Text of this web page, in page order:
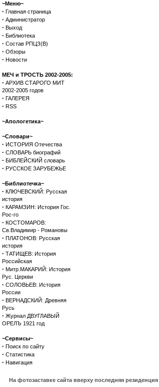
~Меню~
· Главная страница
· Администратор
· Выход
· Библиотека
· Состав РПЦЗ(В)
· Обзоры
· Новости
МЕЧ и ТРОСТЬ 2002-2005:
· АРХИВ СТАРОГО МИТ
2002-2005 годов
· ГАЛЕРЕЯ
· RSS
~Апологетика~
~Словари~
· ИСТОРИЯ Отечества
· СЛОВАРЬ биографий
· БИБЛЕЙСКИЙ словарь
· РУССКОЕ ЗАРУБЕЖЬЕ
~Библиотечка~
· КЛЮЧЕВСКИЙ: Русская
история
· КАРАМЗИН: История Гос.
Рос-го
· КОСТОМАРОВ:
Св.Владимир - Романовы
· ПЛАТОНОВ: Русская
история
· ТАТИЩЕВ: История
Российская
· Митр.МАКАРИЙ: История
Рус. Церкви
· СОЛОВЬЕВ: История
России
· ВЕРНАДСКИЙ: Древняя
Русь
· Журнал ДВУГЛАВЫЙ
ОРЕЛЪ 1921 год
~Сервисы~
· Поиск по сайту
· Статистика
· Навигация
На фотозаставке сайта вверху последняя